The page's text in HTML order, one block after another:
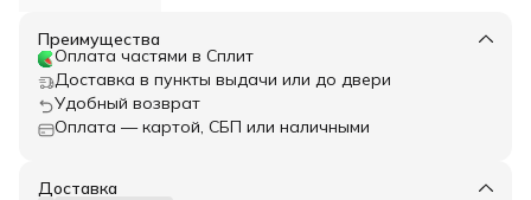
Преимущества
Оплата частями в Сплит
Доставка в пункты выдачи или до двери
Удобный возврат
Оплата — картой, СБП или наличными
Доставка